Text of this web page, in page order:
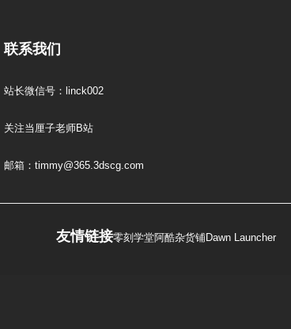
联系我们
站长微信号：linck002
关注当厘子老师B站
邮箱：timmy@365.3dscg.com
友情链接零刻学堂阿酷杂货铺Dawn Launcher